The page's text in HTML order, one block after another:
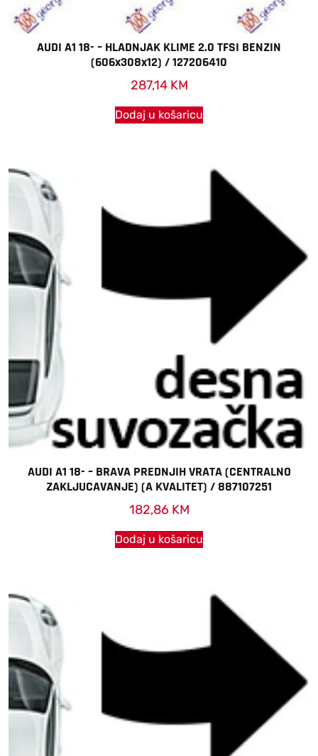
AUDI A1 18- – HLADNJAK KLIME 2.0 TFSI BENZIN
(606x308x12) / 127206410
287,14 KM
Dodaj u košaricu
AUDI A1 18- – BRAVA PREDNJIH VRATA (CENTRALNO
ZAKLJUCAVANJE) (A KVALITET) / 887107251
182,86 KM
Dodaj u košaricu